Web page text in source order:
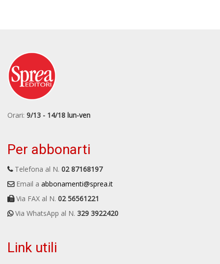
Orari: 9/13 - 14/18 lun-ven
Per abbonarti
Telefona al N. 02 87168197
Email a abbonamenti@sprea.it
Via FAX al N. 02 56561221
Via WhatsApp al N. 329 3922420
Link utili